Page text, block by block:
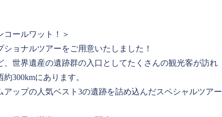
コールワット！＞
ョナルツアーをご用意いたしました！
世界遺産の遺跡群の入口としてたくさんの観光客が訪れ
300kmにあります。
ップの人気ベスト3の遺跡を詰め込んだスペシャルツアー